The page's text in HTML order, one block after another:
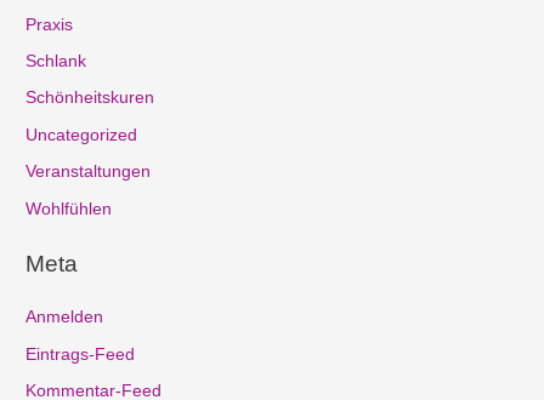
Praxis
Schlank
Schönheitskuren
Uncategorized
Veranstaltungen
Wohlfühlen
Meta
Anmelden
Eintrags-Feed
Kommentar-Feed